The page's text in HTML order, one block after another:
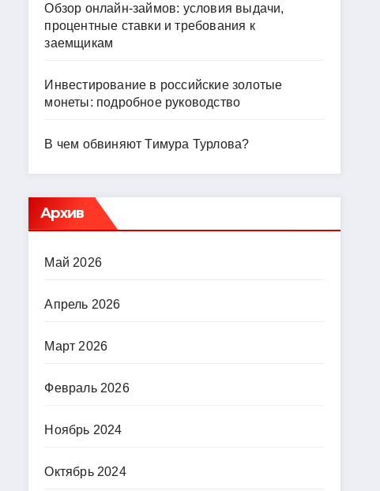
Обзор онлайн-займов: условия выдачи,
процентные ставки и требования к
заемщикам
Инвестирование в российские золотые
монеты: подробное руководство
В чем обвиняют Тимура Турлова?
Архив
Май 2026
Апрель 2026
Март 2026
Февраль 2026
Ноябрь 2024
Октябрь 2024